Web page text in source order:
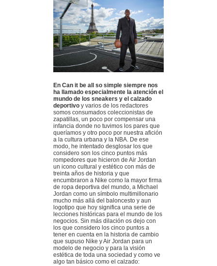
En Can it be all so simple siempre nos
ha llamado especialmente la atención el
mundo de los sneakers y el calzado
deportivo y varios de los redactores
somos consumados coleccionistas de
zapatillas, un poco por compensar una
infancia donde no tuvimos los pares que
queríamos y otro poco por nuestra afición
a la cultura urbana y la NBA. De ese
modo, he intentado desglosar los que
considero son los cinco puntos más
rompedores que hicieron de Air Jordan
un icono cultural y estético con más de
treinta años de historia y que
encumbraron a Nike como la mayor firma
de ropa deportiva del mundo, a Michael
Jordan como un símbolo multimillonario
mucho más allá del baloncesto y aun
logotipo que hoy significa una serie de
lecciones históricas para el mundo de los
negocios. Sin más dilación os dejo con
los que considero los cinco puntos a
tener en cuenta en la historia de cambio
que supuso Nike y Air Jordan para un
modelo de negocio y para la visión
estética de toda una sociedad y como ve
algo tan básico como el calzado: